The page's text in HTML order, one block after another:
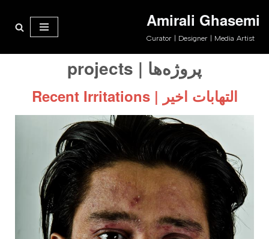
Amirali Ghasemi
Curator | Designer | Media Artist
پروژه‌ها | projects
التهابات اخیر | Recent Irritations